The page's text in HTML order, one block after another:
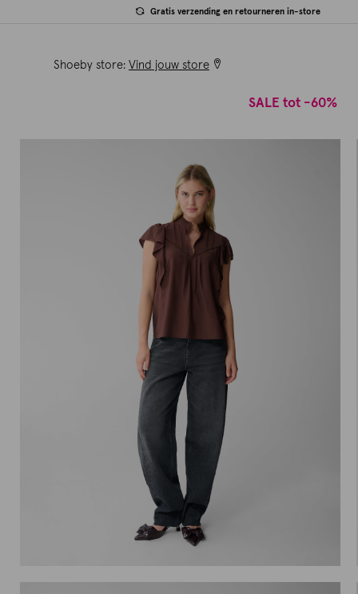
Gratis verzending en retourneren in-store
Shoeby store: Vind jouw store
SALE tot -60%